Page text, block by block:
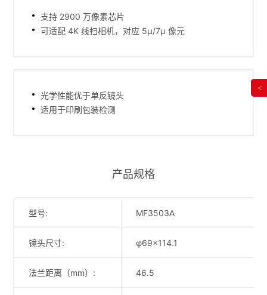
支持 2900 万像素芯片
可适配 4K 线扫相机，对应 5μ/7μ 像元
光学性能优于单反镜头
适用于印刷包装检测
产品规格
型号: MF3503A
镜头尺寸: φ69×114.1
法兰距离（mm）: 46.5
<